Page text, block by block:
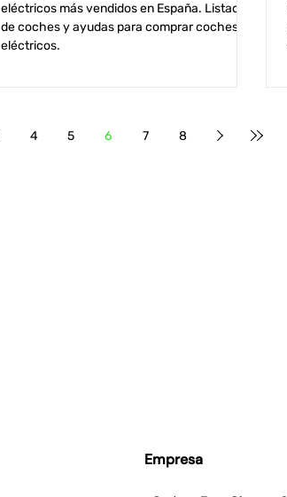
eléctricos más vendidos en España. Listado
de coches y ayudas para comprar coches
eléctricos.
4 5 6 7 8
Empresa